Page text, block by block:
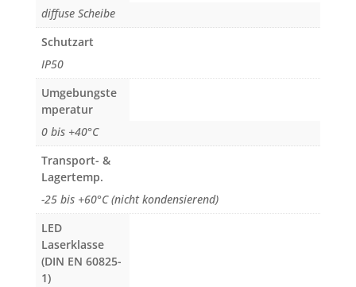
diffuse Scheibe
Schutzart
IP50
Umgebungste
mperatur
0 bis +40°C
Transport- &
Lagertemp.
-25 bis +60°C (nicht kondensierend)
LED
Laserklasse
(DIN EN 60825-
1)